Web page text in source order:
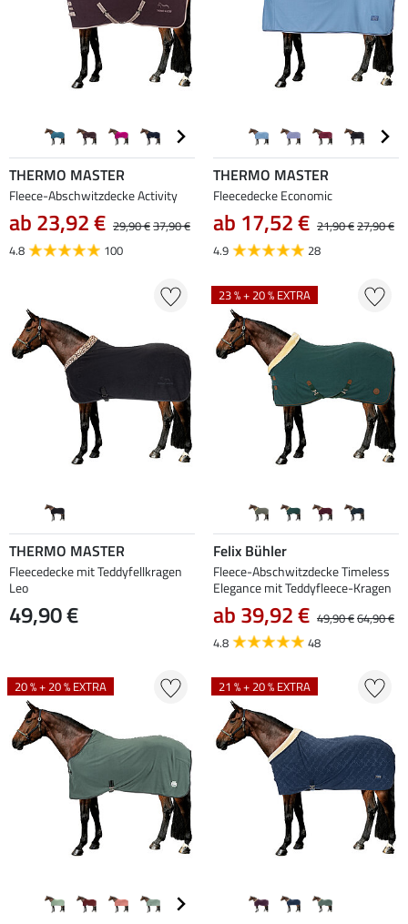
THERMO MASTER
Fleece-Abschwitzdecke Activity
ab 23,92 € 29,90 €37,90 €
4.8
100
THERMO MASTER
Fleecedecke Economic
ab 17,52 € 21,90 €27,90 €
4.9
28
THERMO MASTER
Fleecedecke mit Teddyfellkragen
Leo
49,90 €
23 % + 20 % EXTRA
Felix Bühler
Fleece-Abschwitzdecke Timeless
Elegance mit Teddyfleece-Kragen
ab 39,92 € 49,90 €64,90 €
4.8
48
20 % + 20 % EXTRA 21 % + 20 % EXTRA